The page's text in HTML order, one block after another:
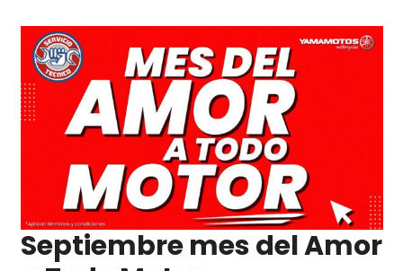
Septiembre mes del Amor